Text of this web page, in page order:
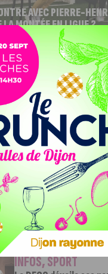
AVEC PIERRE-
LA MONTÉE EN LIGUE 2
INFOS SPORT
DFCO : Rencontre
Deballon, l’artisan de
Ligue 2
7 AOÛT, 2026
Le DFCO est de retour en Ligue
d’absence. La saison...
INFOS ,SPORT
Nouvelle arrivée à la
Shevon Thompson est
7 AOÛT, 2026
Le mercato estival de la JDA
Une nouvelle recrue vient...
INFOS,SPORT